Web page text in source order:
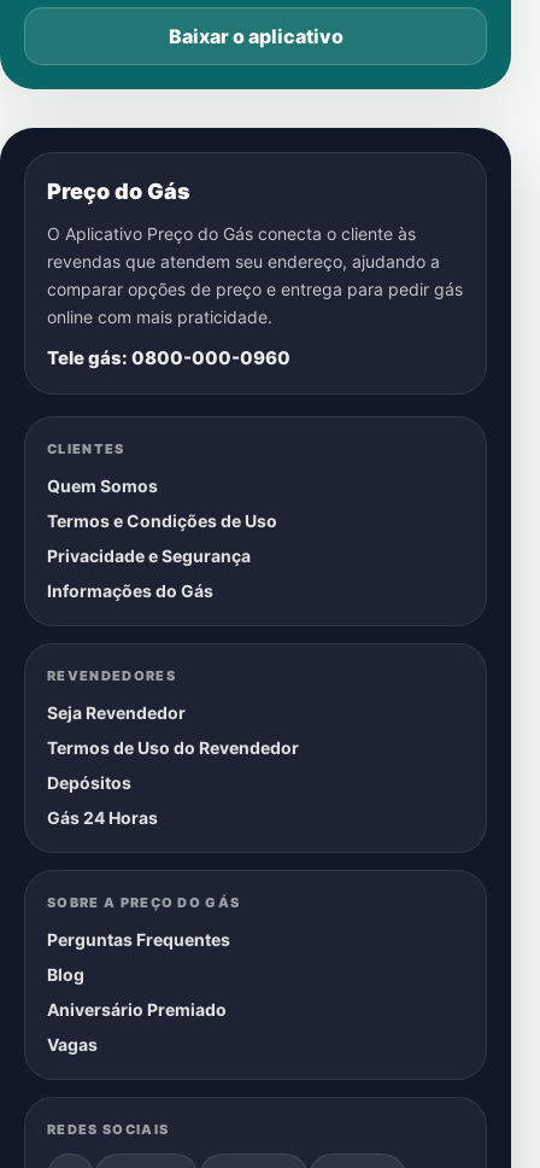
Baixar o aplicativo
Preço do Gás
O Aplicativo Preço do Gás conecta o cliente às
revendas que atendem seu endereço, ajudando a
comparar opções de preço e entrega para pedir gás
online com mais praticidade.
Tele gás: 0800-000-0960
CLIENTES
Quem Somos
Termos e Condições de Uso
Privacidade e Segurança
Informações do Gás
REVENDEDORES
Seja Revendedor
Termos de Uso do Revendedor
Depósitos
Gás 24 Horas
SOBRE A PREÇO DO GÁS
Perguntas Frequentes
Blog
Aniversário Premiado
Vagas
REDES SOCIAIS